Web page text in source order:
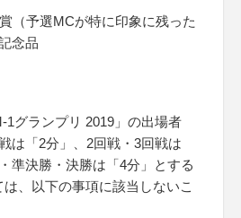
（予選MCが特に印象に残った
念品
1グランプリ 2019」の出場者
は「2分」、2回戦・3回戦は
準決勝・決勝は「4分」とする
、以下の事項に該当しないこ